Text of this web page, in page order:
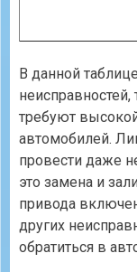
В данной
требуют
автомобилей.
провести даже
это замена и
привода
других
обратиться в